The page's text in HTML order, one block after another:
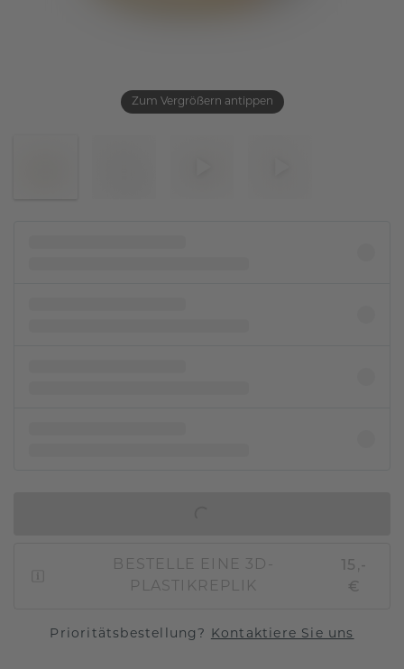
Zum Vergrößern antippen
BESTELLE EINE 3D-
PLASTIKREPLIK
15,-
€
Prioritätsbestellung? Kontaktiere Sie uns